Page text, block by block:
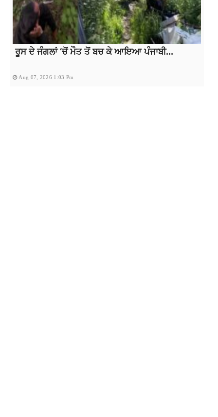
ਰੂਸ ਦੇ ਜੰਗਲਾਂ ‘ਚੋਂ ਮੌਤ ਤੋਂ ਬਚ ਕੇ ਆਇਆ ਪੰਜਾਬੀ...
Aug 07, 2026 1:03 Pm